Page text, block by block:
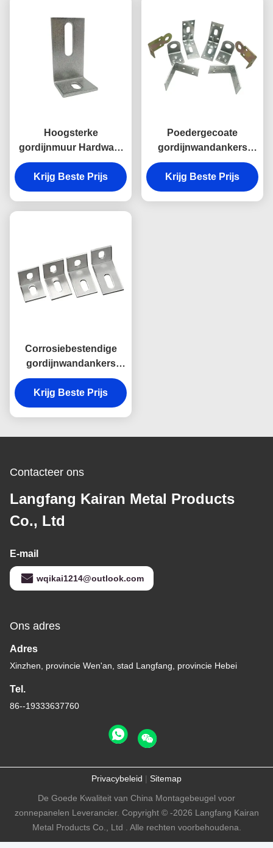
Hoogsterke
gordijnmuur Hardware
Ankerbouwmaterialen
Krijg Beste Prijs
Poedergecoate
gordijnwandankers
Aluminiumlegering 90
graden
Ankerbouwmaterialen
Krijg Beste Prijs
Corrosiebestendige
gordijnwandankers
Aluminium legering
Anker in gebouwen
Krijg Beste Prijs
Contacteer ons
Langfang Kairan Metal Products
Co., Ltd
E-mail
wqikai1214@outlook.com
Ons adres
Adres
Xinzhen, provincie Wen'an, stad Langfang, provincie Hebei
Tel.
86--19333637760
Privacybeleid | Sitemap
De Goede Kwaliteit van China Montagebeugel voor
zonnepanelen Leverancier. Copyright © -2026 Langfang Kairan
Metal Products Co., Ltd . Alle rechten voorbehoudena.